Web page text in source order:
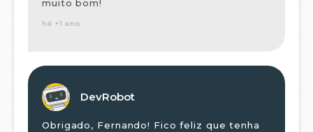
muito bom!
há +1 ano
DevRobot
Obrigado, Fernando! Fico feliz que tenha